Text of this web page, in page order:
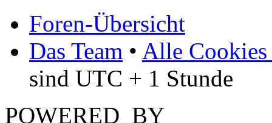
Foren-Übersicht
Das Team • Alle Cookies
sind UTC + 1 Stunde
POWERED_BY